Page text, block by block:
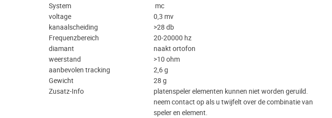
System
mc
voltage
0,3 mv
kanaalscheiding
>28 db
Frequenzbereich
20-20000 hz
diamant
naakt ortofon
weerstand
>10 ohm
aanbevolen tracking
2,6 g
Gewicht
28 g
Zusatz-Info
platenspeler elementen kunnen niet worden geruild.
neem contact op als u twijfelt over de combinatie van
speler en element.